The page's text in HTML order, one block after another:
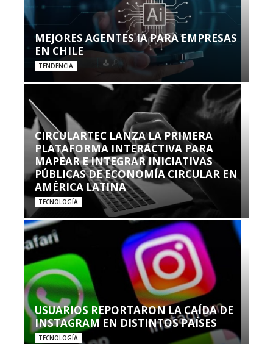
MEJORES AGENTES IA PARA EMPRESAS
EN CHILE
TENDENCIA
CIRCULARTEC LANZA LA PRIMERA
PLATAFORMA INTERACTIVA PARA
MAPEAR E INTEGRAR INICIATIVAS
PÚBLICAS DE ECONOMÍA CIRCULAR EN
AMÉRICA LATINA
TECNOLOGÍA
USUARIOS REPORTARON LA CAÍDA DE
INSTAGRAM EN DISTINTOS PAÍSES
TECNOLOGÍA